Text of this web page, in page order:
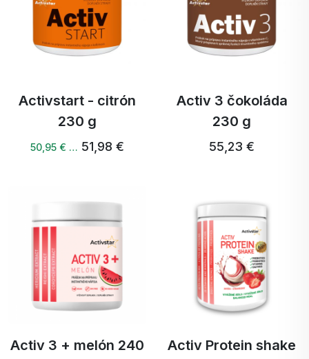
Activstart - citrón
230 g
50,95 € … 51,98 €
Activ 3 čokoláda
230 g
55,23 €
Activ 3 + melón 240
Activ Protein shake